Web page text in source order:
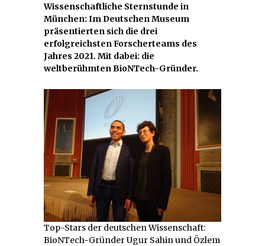
Wissenschaftliche Sternstunde in
München: Im Deutschen Museum
präsentierten sich die drei
erfolgreichsten Forscherteams des
Jahres 2021. Mit dabei: die
weltberühmten BioNTech-Gründer.
Top-Stars der deutschen Wissenschaft:
BioNTech-Gründer Ugur Sahin und Özlem